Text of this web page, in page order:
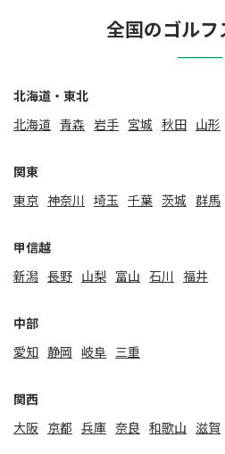
全国のゴルフ
北海道・東北
北海道 ⻘森 岩手 宮城 秋田 山形
関東
東京 神奈川 埼玉 千葉 茨城 群馬
甲信越
新潟 ⻑野 山梨 富山 石川 福井
中部
愛知 静岡 岐阜 三重
関⻄
大阪
京都 兵庫 奈良 和歌山 滋賀